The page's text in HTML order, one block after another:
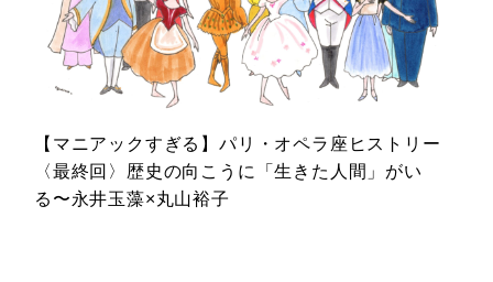
【マニアックすぎる】パリ・オペラ座ヒストリー
〈最終回〉歴史の向こうに「生きた人間」がい
る〜永井玉藻×丸山裕子